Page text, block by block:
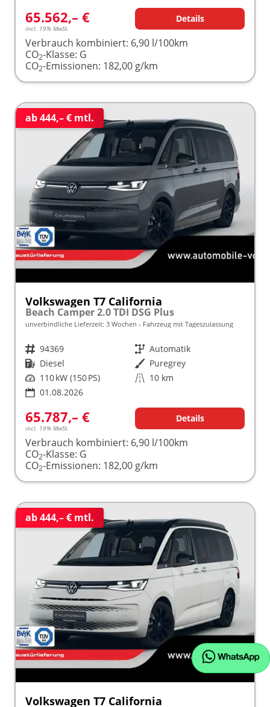
65.562,– €
incl. 19% MwSt.
Details
Verbrauch kombiniert: 6,90 l/100km
CO2-Klasse: G
CO2-Emissionen: 182,00 g/km
ab 444,– € mtl.
Volkswagen T7 California
Beach Camper 2.0 TDI DSG Plus
unverbindliche Lieferzeit: 3 Wochen Fahrzeug mit Tageszulassung
Fahrzeugnr. 94369 Getriebe Automatik
Kraftstoff Diesel Außenfarbe Puregrey
Leistung 110 kW (150 PS) Kilometerstand 10 km
01.08.2026
65.787,– €
incl. 19% MwSt.
Details
Verbrauch kombiniert: 6,90 l/100km
CO2-Klasse: G
CO2-Emissionen: 182,00 g/km
ab 444,– € mtl.
Volkswagen T7 California